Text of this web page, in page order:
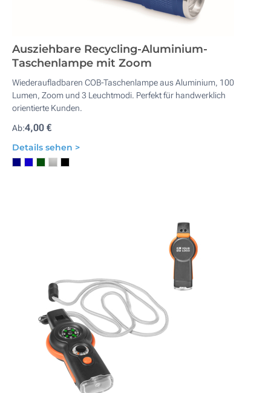
Ausziehbare Recycling-Aluminium-
Taschenlampe mit Zoom
Wiederaufladbaren COB-Taschenlampe aus Aluminium, 100
Lumen, Zoom und 3 Leuchtmodi. Perfekt für handwerklich
orientierte Kunden.
Ab:4,00 €
Details sehen >